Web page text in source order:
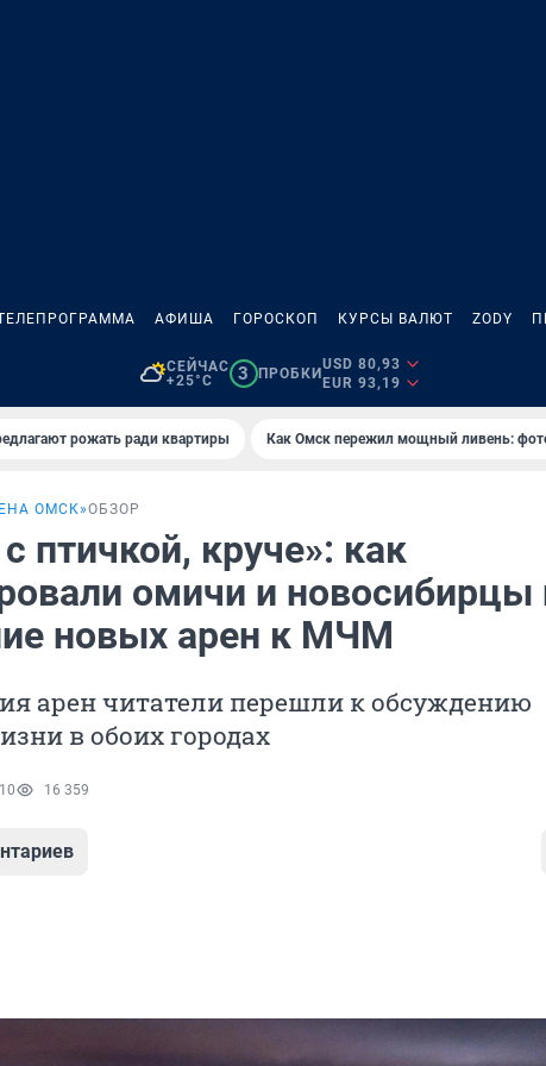
АФИША ГОРОСКОП КУРСЫ ВАЛЮТ ZODY
СЕЙЧАС
+25°C
3 ПРОБКИ
USD 80,93
EUR 93,19
рожать ради квартиры Как Омск пережил мощный ливень:
ОМСК»ОБЗОР
птичкой, круче»: как
омичи и новосибирцы
новых арен к МЧМ
арен читатели перешли к обсуждению
в обоих городах
16 359